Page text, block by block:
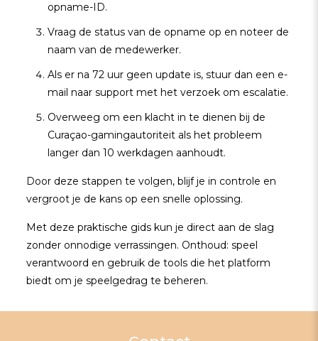
opname-ID.
Vraag de status van de opname op en noteer de
naam van de medewerker.
Als er na 72 uur geen update is, stuur dan een e-
mail naar support met het verzoek om escalatie.
Overweeg om een klacht in te dienen bij de
Curaçao-gamingautoriteit als het probleem
langer dan 10 werkdagen aanhoudt.
Door deze stappen te volgen, blijf je in controle en
vergroot je de kans op een snelle oplossing.
Met deze praktische gids kun je direct aan de slag
zonder onnodige verrassingen. Onthoud: speel
verantwoord en gebruik de tools die het platform
biedt om je speelgedrag te beheren.